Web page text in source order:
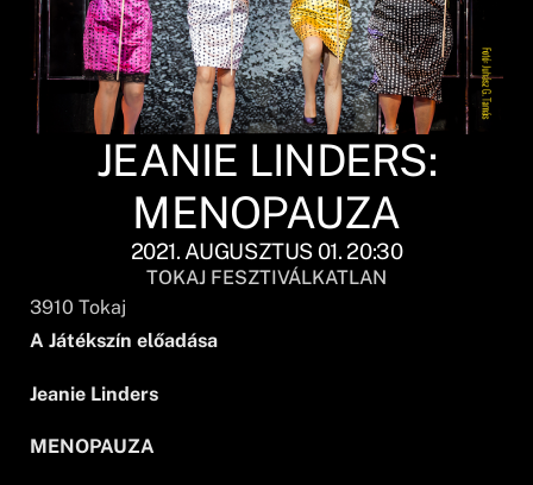
JEANIE LINDERS:
MENOPAUZA
2021. AUGUSZTUS 01. 20:30
TOKAJ FESZTIVÁLKATLAN
3910 Tokaj
A Játékszín előadása
Jeanie Linders
MENOPAUZA